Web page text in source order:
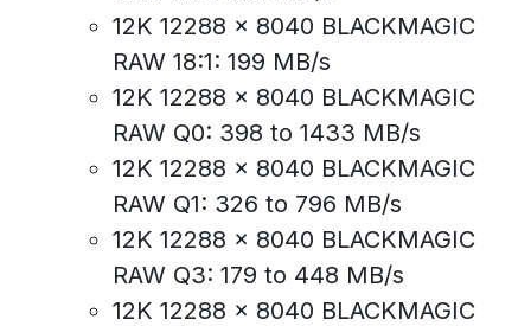
12K 12288 x 8040 BLACKMAGIC
RAW 18:1: 199 MB/s
12K 12288 x 8040 BLACKMAGIC
RAW Q0: 398 to 1433 MB/s
12K 12288 x 8040 BLACKMAGIC
RAW Q1: 326 to 796 MB/s
12K 12288 x 8040 BLACKMAGIC
RAW Q3: 179 to 448 MB/s
12K 12288 x 8040 BLACKMAGIC